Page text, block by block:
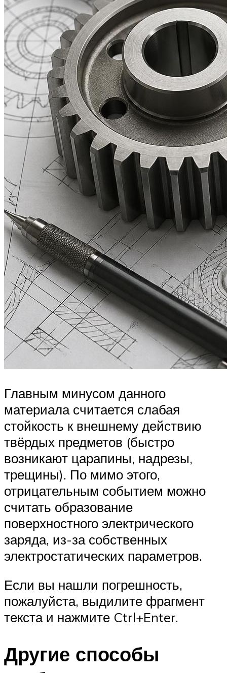
Главным минусом данного
материала считается слабая
стойкость к внешнему действию
твёрдых предметов (быстро
возникают царапины, надрезы,
трещины). По мимо этого,
отрицательным событием можно
считать образование
поверхностного электрического
заряда, из-за собственных
электростатических параметров.
Если вы нашли погрешность,
пожалуйста, выдилите фрагмент
текста и нажмите Ctrl+Enter.
Другие способы